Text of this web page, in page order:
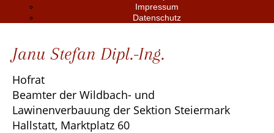
Impressum
Datenschutz
Janu Stefan Dipl.-Ing.
Hofrat
Beamter der Wildbach- und
Lawinenverbauung der Sektion Steiermark
Hallstatt, Marktplatz 60